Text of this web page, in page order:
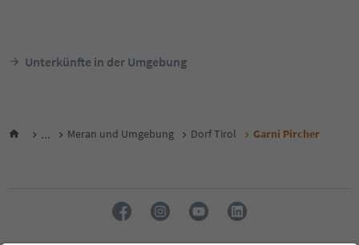
Unterkünfte in der Umgebung
... Meran und Umgebung Dorf Tirol Garni Pircher